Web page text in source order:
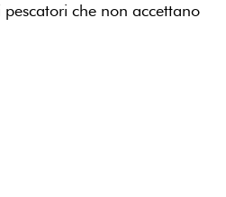
che non accettano